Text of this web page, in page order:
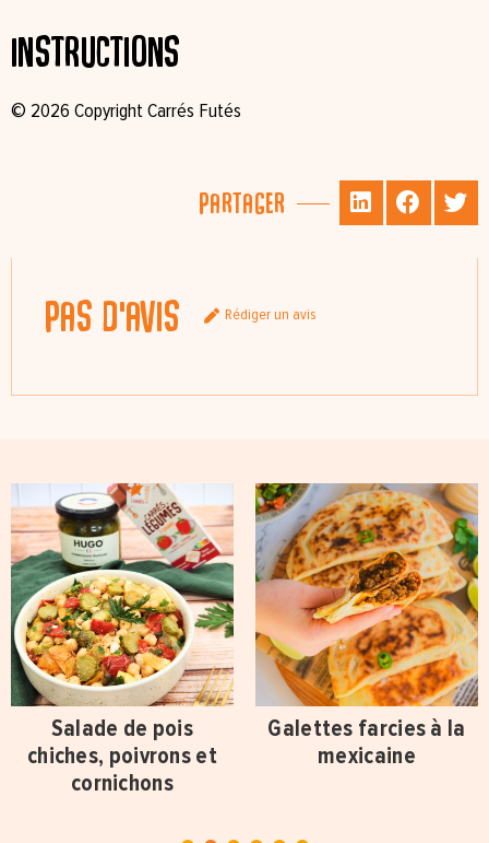
Instructions
© 2026 Copyright Carrés Futés
Partager
Pas d'avis Rédiger un avis
Salade de pois
chiches, poivrons et
cornichons
Galettes farcies à la
mexicaine